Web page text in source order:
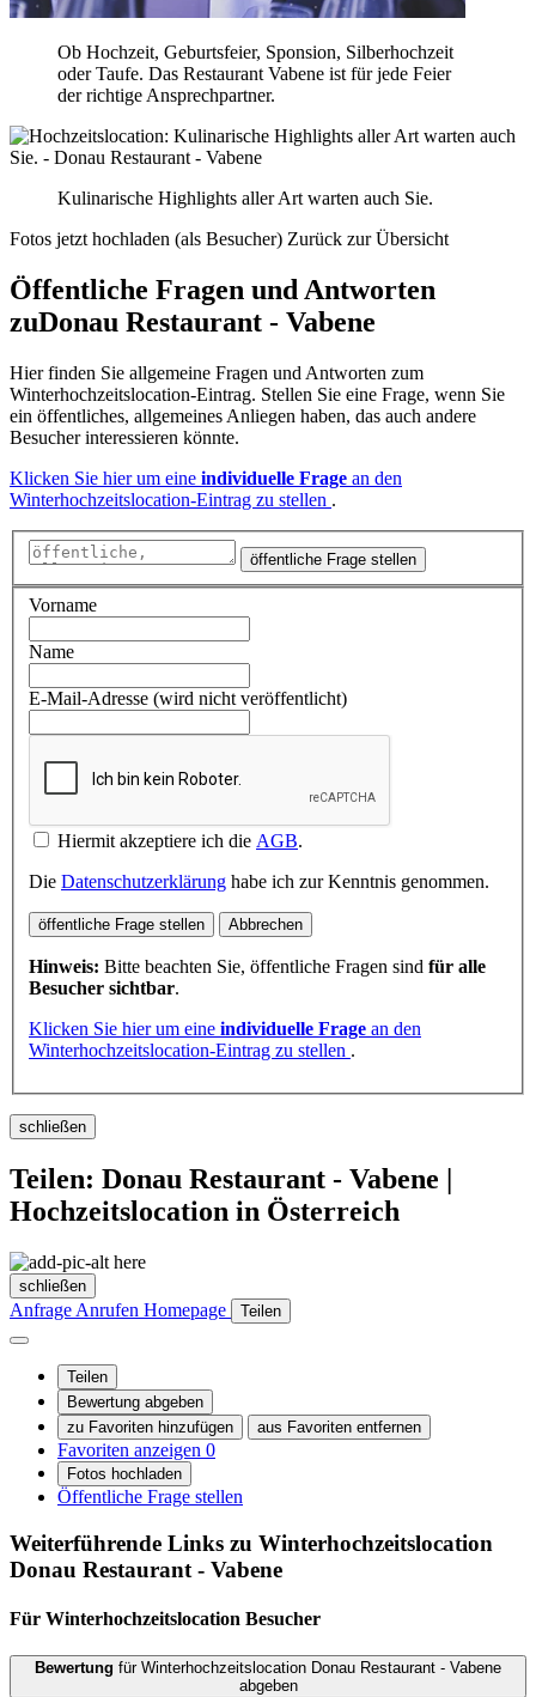
Ob Hochzeit, Geburtsfeier, Sponsion, Silberhochzeit
oder Taufe. Das Restaurant Vabene ist für jede Feier
der richtige Ansprechpartner.
Kulinarische Highlights aller Art warten auch Sie.
Fotos jetzt hochladen (als Besucher) Zurück zur Übersicht
Öffentliche Fragen und Antworten
zuDonau Restaurant - Vabene
Hier finden Sie allgemeine Fragen und Antworten zum
Winterhochzeitslocation-Eintrag. Stellen Sie eine Frage, wenn Sie
ein öffentliches, allgemeines Anliegen haben, das auch andere
Besucher interessieren könnte.
Klicken Sie hier um eine individuelle Frage an den
Winterhochzeitslocation-Eintrag zu stellen .
öffentliche Frage stellen
Vorname
Name
E-Mail-Adresse (wird nicht veröffentlicht)
Hiermit akzeptiere ich die AGB.
Die Datenschutzerklärung habe ich zur Kenntnis genommen.
öffentliche Frage stellen Abbrechen
Hinweis: Bitte beachten Sie, öffentliche Fragen sind für alle
Besucher sichtbar.
Klicken Sie hier um eine individuelle Frage an den
Winterhochzeitslocation-Eintrag zu stellen .
schließen
Teilen: Donau Restaurant - Vabene |
Hochzeitslocation in Österreich
schließen
Anfrage Anrufen Homepage Teilen
Teilen
Bewertung abgeben
zu Favoriten hinzufügen
aus Favoriten entfernen
Favoriten anzeigen 0
Fotos hochladen
Öffentliche Frage stellen
Weiterführende Links zu Winterhochzeitslocation
Donau Restaurant - Vabene
Für Winterhochzeitslocation Besucher
Bewertung für Winterhochzeitslocation Donau Restaurant - Vabene
abgeben